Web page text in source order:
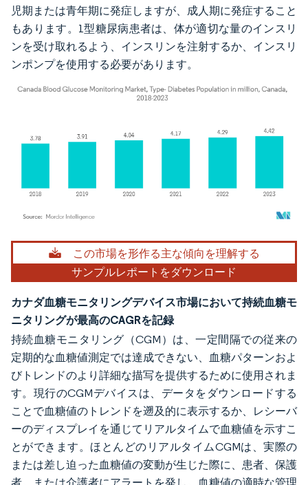
児期または青年期に発症しますが、成人期に発症すること
もあります。1型糖尿病患者は、体が適切な量のインスリ
ンを受け取れるよう、インスリンを注射するか、インスリ
ンポンプを使用する必要があります。
画像 © Mordor Intelligence。再利用にはCC BY 4.0の表示が必要です。
この市場を形作る主な傾向を理解する
サンプルレポートをダウンロード
カナダ血糖モニタリングデバイス市場において持続血糖モ
ニタリングが最高のCAGRを記録
持続血糖モニタリング（CGM）は、一定間隔での従来の
定期的な血糖値測定では達成できない、血糖パターンおよ
びトレンドのより詳細な描写を提供するために使用されま
す。現行のCGMデバイスは、データをダウンロードする
ことで血糖値のトレンドを遡及的に表示するか、レシーバ
ーのディスプレイを通じてリアルタイムで血糖値を示すこ
とができます。ほとんどのリアルタイムCGMは、実際の
または差し迫った血糖値の変動が生じた際に、患者、保護